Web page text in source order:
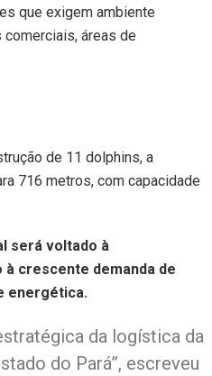
que exigem ambiente
áreas de
de 11 dolphins, a
716 metros, com capacidade
será voltado à
crescente demanda de
energética.
da logística da
do Pará”, escreveu